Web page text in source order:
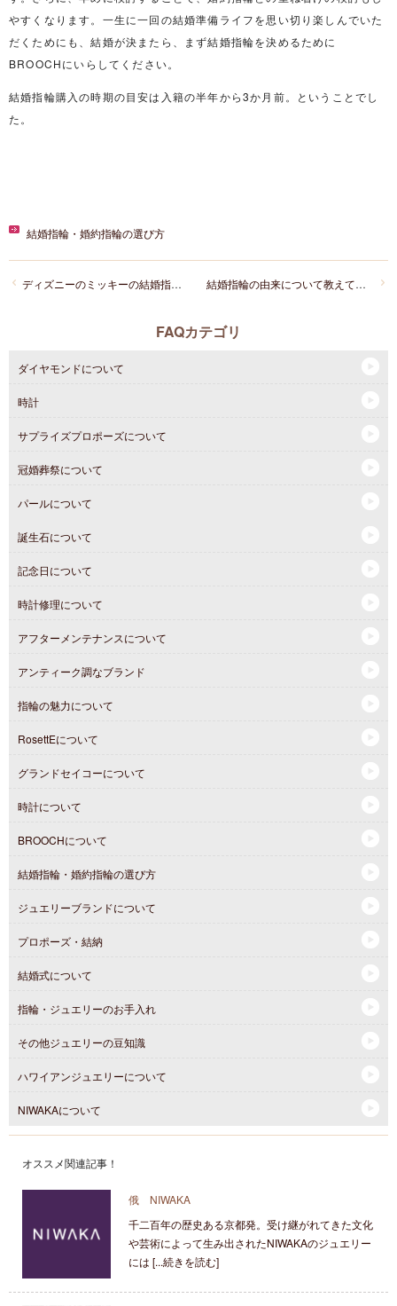
やすくなります。一生に一回の結婚準備ライフを思い切り楽しんでいた
だくためにも、結婚が決またら、まず結婚指輪を決めるために
BROOCHにいらしてください。
結婚指輪購入の時期の目安は入籍の半年から3か月前。ということでし
た。
結婚指輪・婚約指輪の選び方
結婚指輪の由来について教えてください。
ディズニーのミッキーの結婚指輪を探しています。おすすめはありますか？
FAQカテゴリ
ダイヤモンドについて
時計
サプライズプロポーズについて
冠婚葬祭について
パールについて
誕生石について
記念日について
時計修理について
アフターメンテナンスについて
アンティーク調なブランド
指輪の魅力について
RosettEについて
グランドセイコーについて
時計について
BROOCHについて
結婚指輪・婚約指輪の選び方
ジュエリーブランドについて
プロポーズ・結納
結婚式について
指輪・ジュエリーのお手入れ
その他ジュエリーの豆知識
ハワイアンジュエリーについて
NIWAKAについて
オススメ関連記事！
俄 NIWAKA
千二百年の歴史ある京都発。受け継がれてきた文化
や芸術によって生み出されたNIWAKAのジュエリー
には [...続きを読む]